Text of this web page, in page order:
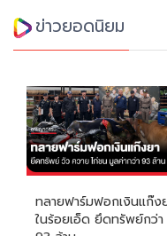
ข่าวยอดนิยม
ทลายฟาร์มฟอกเงินแก๊ง
ในร้อยเอ็ด ยึดทรัพย์กว่า